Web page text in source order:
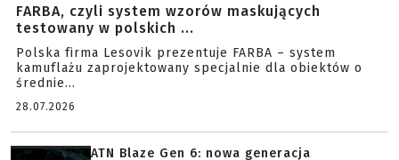
FARBA, czyli system wzorów maskujących
testowany w polskich ...
Polska firma Lesovik prezentuje FARBA – system
kamuflażu zaprojektowany specjalnie dla obiektów o
średnie...
28.07.2026
ATN Blaze Gen 6: nowa generacja